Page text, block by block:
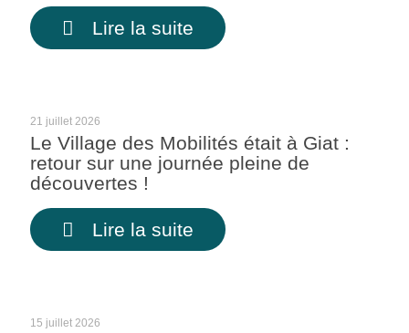
Lire la suite
21 juillet 2026
Le Village des Mobilités était à Giat :
retour sur une journée pleine de
découvertes !
Lire la suite
15 juillet 2026